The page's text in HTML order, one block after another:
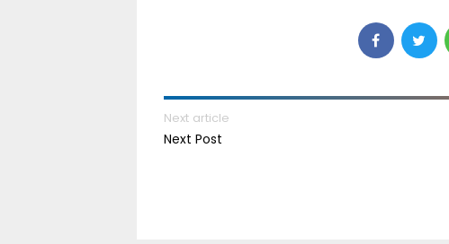
Next article
Next Post